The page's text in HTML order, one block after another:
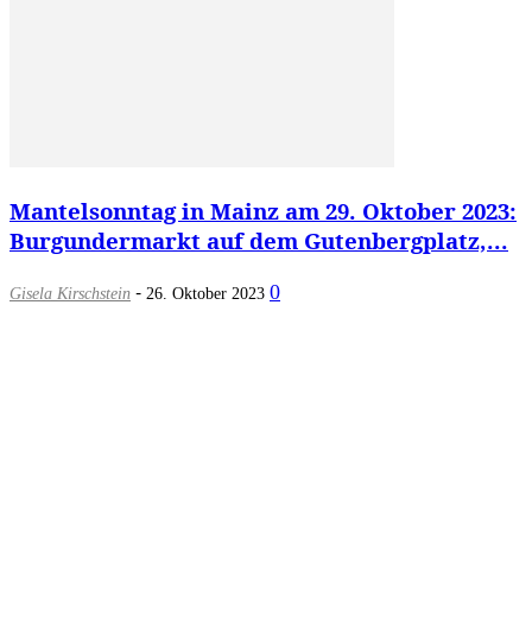
Mantelsonntag in Mainz am 29. Oktober 2023:
Burgundermarkt auf dem Gutenbergplatz,...
Gisela Kirschstein - 26. Oktober 2023 0